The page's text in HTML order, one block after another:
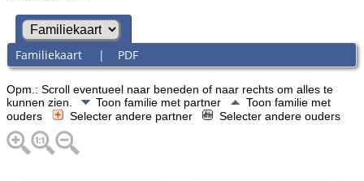
Familiekaart | PDF
Opm.: Scroll eventueel naar beneden of naar rechts om alles te
kunnen zien.
Toon familie met partner
Toon familie met
ouders
Selecter andere partner Selecter andere ouders